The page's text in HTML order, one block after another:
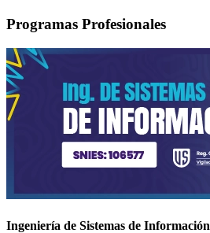
Programas Profesionales
Ingeniería de Sistemas de Información